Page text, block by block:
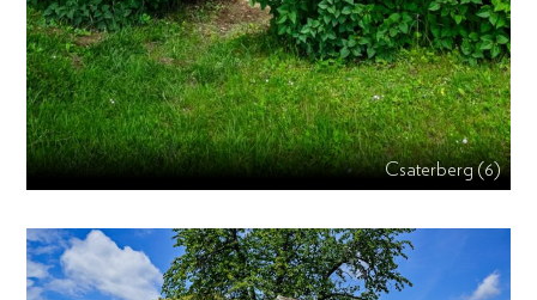
Csaterberg (6)